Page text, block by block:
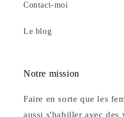
Contact-moi
Le blog
Notre mission
Faire en sorte que les
aussi s'habiller avec des